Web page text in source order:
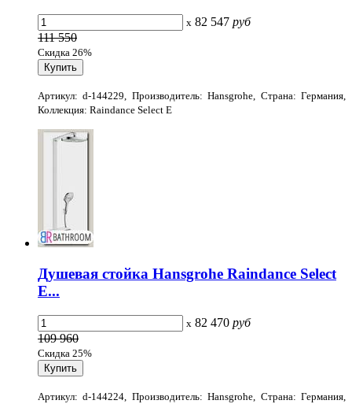
x 82 547 руб
111 550
Скидка 26%
Артикул: d-144229, Производитель: Hansgrohe, Страна: Германия,
Коллекция: Raindance Select E
Душевая стойка Hansgrohe Raindance Select
E...
x 82 470 руб
109 960
Скидка 25%
Артикул: d-144224, Производитель: Hansgrohe, Страна: Германия,